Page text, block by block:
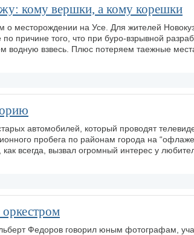
кому вершки, а кому корешки
месторождении на Усе. Для жителей
причине того, что при буро-взрывной
водную взвесь. Плюс потеряем таежные
автомобилей, который проводят
пробега по районам города на
всегда, вызвал огромный интерес у
Федоров говорил юным фотографам,